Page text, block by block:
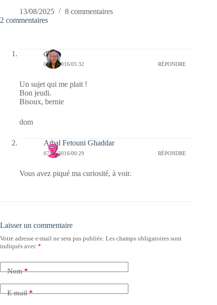
13/08/2025
8 commentaires
2 commentaires
dom
07/07/2016/05:32 RÉPONDRE
Un sujet qui me plait !
Bon jeudi.
Bisoux, bernie
dom
Amal Fetouni Ghaddar
07/07/2016/00:29 RÉPONDRE
Vous avez piqué ma curiosité, à voir.
Laisser un commentaire
Votre adresse e-mail ne sera pas publiée. Les champs obligatoires sont
indiqués avec *
Nom*
E-mail*